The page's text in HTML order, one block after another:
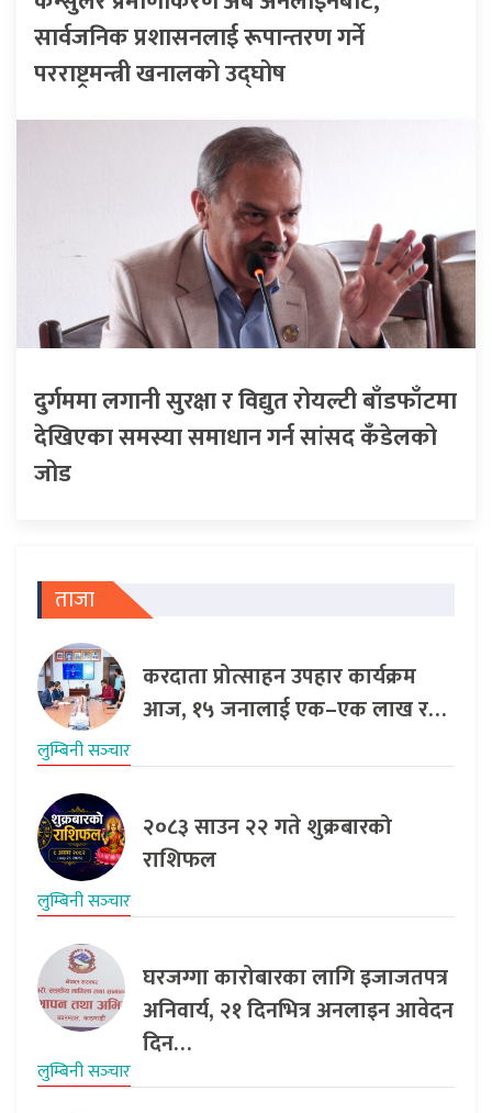
सार्वजनिक प्रशासनलाई रूपान्तरण गर्ने
परराष्ट्रमन्त्री खनालको उद्घोष
दुर्गममा लगानी सुरक्षा र विद्युत रोयल्टी बाँडफाँटमा
देखिएका समस्या समाधान गर्न सांसद कँडेलको
जोड
ताजा
करदाता प्रोत्साहन उपहार कार्यक्रम
आज, १५ जनालाई एक–एक लाख र…
लुम्बिनी सञ्‍चार
२०८३ साउन २२ गते शुक्रबारको
राशिफल
लुम्बिनी सञ्‍चार
घरजग्गा कारोबारका लागि इजाजतपत्र
अनिवार्य, २१ दिनभित्र अनलाइन आवेदन
दिन…
लुम्बिनी सञ्‍चार